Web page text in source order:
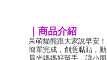
｜商品介紹
呆萌貓熊跟大家說早安！
簡單完成，創意黏貼，
晨光媽媽好幫手，讓小